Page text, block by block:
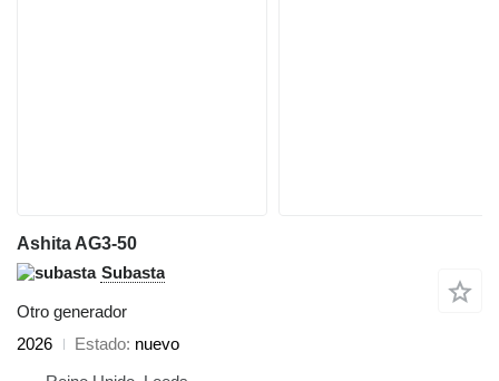
Ashita AG3-50
Subasta
Otro generador
2026
Estado nuevo